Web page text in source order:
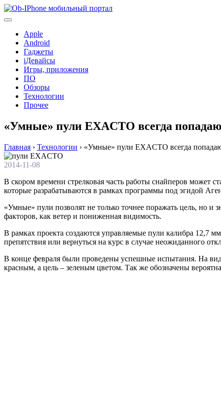
Перейти
к
Apple
Android
Гаджеты
iДевайсы
Игры, приложения
ПО
Обзоры
Технологии
Прочее
«Умные» пули EXACTO всегда
Главная › Технологии › «Умные» пули EXACTO всегда
2014-11-08
В скором времени стрелковая часть работы снайперов может
которые разрабатываются в рамках программы под эгидой
«Умные» пули позволят не только точнее поражать цель, но и
факторов, как ветер и пониженная видимость.
В рамках проекта создаются управляемые пули калибра 12,7
препятствия или вернуться на курс в случае неожиданного
В конце февраля были проведены успешные испытания. На
красным, а цель – зеленым цветом. Так же обозначены